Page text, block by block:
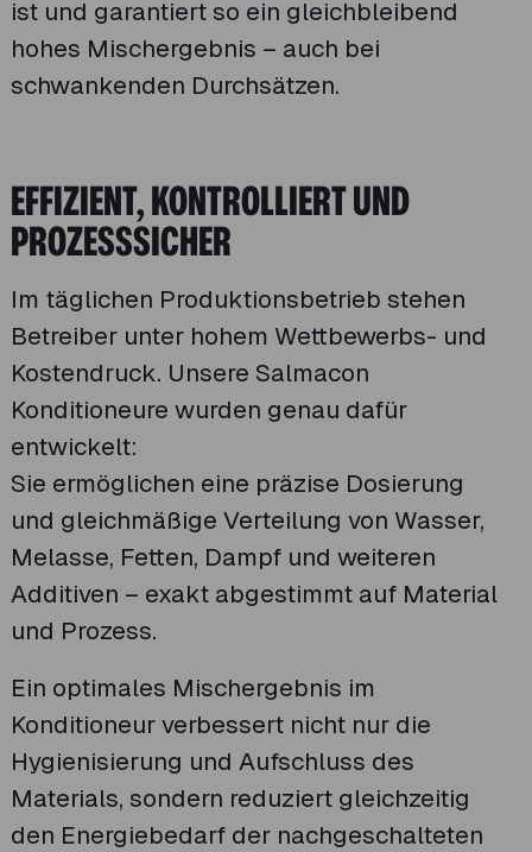
ist und garantiert so ein gleichbleibend
hohes Mischergebnis – auch bei
schwankenden Durchsätzen.
EFFIZIENT, KONTROLLIERT UND
PROZESSSICHER
Im täglichen Produktionsbetrieb stehen
Betreiber unter hohem Wettbewerbs- und
Kostendruck. Unsere Salmacon
Konditioneure wurden genau dafür
entwickelt:
Sie ermöglichen eine präzise Dosierung
und gleichmäßige Verteilung von Wasser,
Melasse, Fetten, Dampf und weiteren
Additiven – exakt abgestimmt auf Material
und Prozess.
Ein optimales Mischergebnis im
Konditioneur verbessert nicht nur die
Hygienisierung und Aufschluss des
Materials, sondern reduziert gleichzeitig
den Energiebedarf der nachgeschalteten